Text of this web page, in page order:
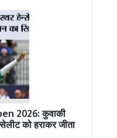
2026: कुवाकी
को हराकर जीता